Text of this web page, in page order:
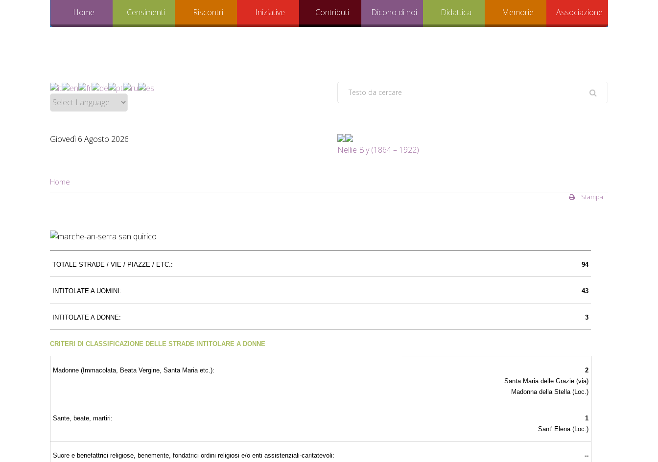
Home Censimenti Riscontri Iniziative Contributi Dicono di noi Didattica Memorie Associazione
Giovedì 6 Agosto 2026
Nellie Bly (1864 – 1922)
Home
Stampa
TOTALE STRADE / VIE / PIAZZE / ETC.: 94
INTITOLATE A UOMINI: 43
INTITOLATE A DONNE: 3
CRITERI DI CLASSIFICAZIONE DELLE STRADE INTITOLARE A DONNE
Madonne (Immacolata, Beata Vergine, Santa Maria etc.):
2
Santa Maria delle Grazie (via)
Madonna della Stella (Loc.)
Sante, beate, martiri:
1
Sant' Elena (Loc.)
Suore e benefattrici religiose, benemerite, fondatrici ordini religiosi e/o enti assistenziali-caritatevoli: --